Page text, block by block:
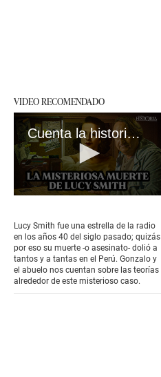
VIDEO RECOMENDADO
Cuenta la historia: ¿Quién mató a Lucy Smith?
of
6
minutes,
53
seconds
Lucy Smith fue una estrella de la radio
en los años 40 del siglo pasado; quizás
por eso su muerte -o asesinato- dolió a
tantos y a tantas en el Perú. Gonzalo y
el abuelo nos cuentan sobre las teorías
alrededor de este misterioso caso.